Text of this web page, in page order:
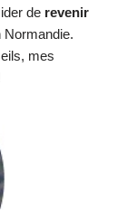
de revenir
Normandie.
mes